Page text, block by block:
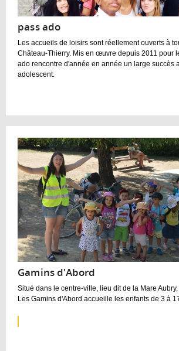
pass ado
Les accueils de loisirs sont réellement ouverts à
Château-Thierry. Mis en œuvre depuis 2011 pour
ado rencontre d'année en année un large succès
adolescent.
Gamins d'Abord
Situé dans le centre-ville, lieu dit de la Mare
Les Gamins d'Abord accueille les enfants de 3 à